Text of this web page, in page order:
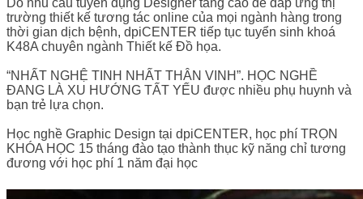
Do nhu cầu tuyển dụng Designer tăng cao để đáp ứng thị
trường thiết kế tương tác online của mọi ngành hàng trong
thời gian dịch bệnh, dpiCENTER tiếp tục tuyển sinh khoá
K48A chuyên ngành Thiết kế Đồ họa.
“NHẤT NGHỆ TINH NHẤT THÂN VINH”. HỌC NGHỀ
ĐANG LÀ XU HƯỚNG TẤT YẾU được nhiều phụ huynh và
bạn trẻ lựa chọn.
Học nghề Graphic Design tại dpiCENTER, học phí TRỌN
KHÓA HỌC 15 tháng đào tạo thành thục kỹ năng chỉ tương
đương với học phí 1 năm đại học